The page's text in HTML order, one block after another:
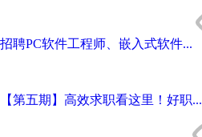
招聘PC软件工程师、嵌入式软件...
【第五期】高效求职看这里！好职...